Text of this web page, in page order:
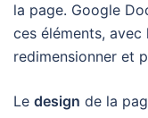
la page. Google
ces éléments,
redimensionner et
Le design de la